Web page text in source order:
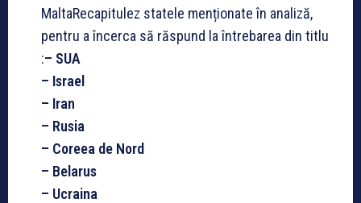
MaltaRecapitulez statele menționate în analiză,
pentru a încerca să răspund la întrebarea din titlu
:– SUA
– Israel
– Iran
– Rusia
– Coreea de Nord
– Belarus
– Ucraina